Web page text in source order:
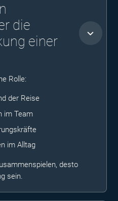
die
einer
Rolle:
der Reise
im Team
im Alltag
desto
sein.